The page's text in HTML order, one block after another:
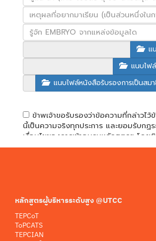
หลักสูตรผู้บริหารระดับสูง @UTCC
TEPCoT
ToPCATS
TEPCIAN